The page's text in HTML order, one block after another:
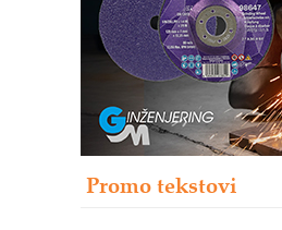
Promo tekstovi
Automatizacija
(Shelf-Ready)
Potpuna efikasnost
Trajna oznaka kao
Bezbednost na prvom
SKF Y-ležajne jedinice